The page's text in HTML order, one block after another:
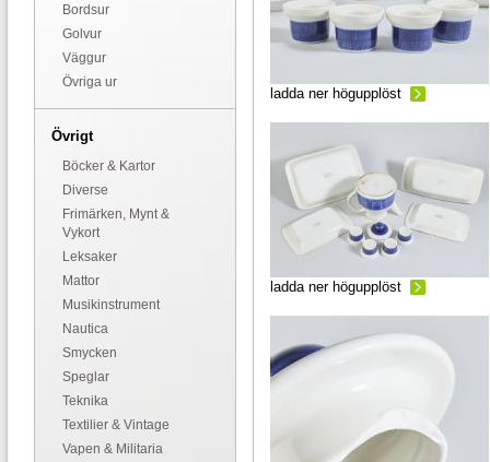
Bordsur
Golvur
Väggur
Övriga ur
Övrigt
Böcker & Kartor
Diverse
Frimärken, Mynt &
Vykort
Leksaker
Mattor
Musikinstrument
Nautica
Smycken
Speglar
Teknika
Textilier & Vintage
Vapen & Militaria
ladda ner högupplöst
ladda ner högupplöst